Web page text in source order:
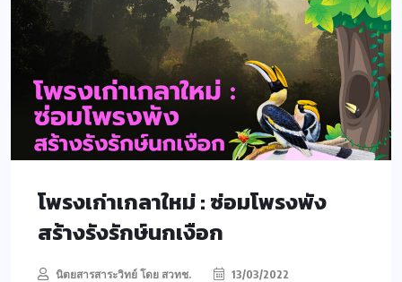
โพรงเก่าเกลาใหม่ : ซ่อมโพรงพัง
สร้างรังรักษ์นกเงือก
นิตยสารสาระวิทย์ โดย สวทช. 13/03/2022